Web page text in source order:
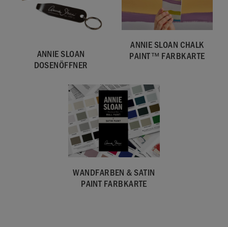
WCAP001.2L01.01
5060621622925
Hergestellt im Vereinigten Königreich. Importiert und
vertrieben in der EU durch Annie Sloan Europe GmbH.
ANNIE SLOAN
DOSENÖFFNER
ANNIE SLOAN CHALK
PAINT™ FARBKARTE
WANDFARBEN & SATIN
PAINT FARBKARTE